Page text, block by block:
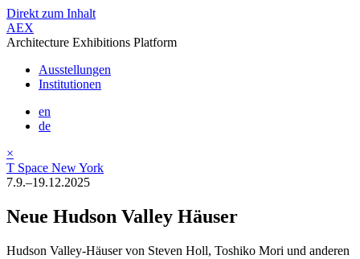
Direkt zum Inhalt
AEX
Architecture Exhibitions Platform
Ausstellungen
Institutionen
en
de
×
T Space New York
7.9.–19.12.2025
Neue Hudson Valley Häuser
Hudson Valley-Häuser von Steven Holl, Toshiko Mori und anderen